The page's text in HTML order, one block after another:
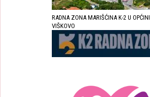
RADNA ZONA MARIŠĆINA K-2 U OPĆINI
VIŠKOVO